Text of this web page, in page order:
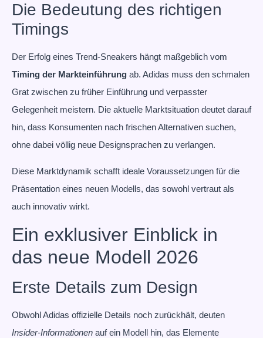
Die Bedeutung des richtigen
Timings
Der Erfolg eines Trend-Sneakers hängt maßgeblich vom
Timing der Markteinführung ab. Adidas muss den schmalen
Grat zwischen zu früher Einführung und verpasster
Gelegenheit meistern. Die aktuelle Marktsituation deutet darauf
hin, dass Konsumenten nach frischen Alternativen suchen,
ohne dabei völlig neue Designsprachen zu verlangen.
Diese Marktdynamik schafft ideale Voraussetzungen für die
Präsentation eines neuen Modells, das sowohl vertraut als
auch innovativ wirkt.
Ein exklusiver Einblick in
das neue Modell 2026
Erste Details zum Design
Obwohl Adidas offizielle Details noch zurückhält, deuten
Insider-Informationen auf ein Modell hin, das Elemente